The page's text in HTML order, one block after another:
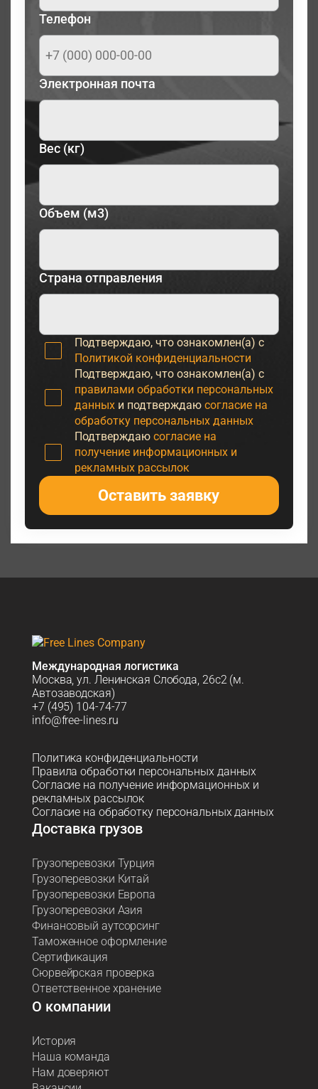
Телефон
Электронная почта
Вес (кг)
Объем (м3)
Страна отправления
Подтверждаю, что ознакомлен(а) с
Политикой конфиденциальности
Подтверждаю, что ознакомлен(а) с
правилами обработки персональных
данныхи подтверждаю согласие на
обработку персональных данных
Подтверждаю согласие на
получение информационных и
рекламных рассылок
Оставить заявку
Международная логистика
Москва, ул. Ленинская Слобода, 26с2 (м.
Автозаводская)
+7 (495) 104-74-77
info@free-lines.ru
Политика конфиденциальности
Правила обработки персональных данных
Согласие на получение информационных и
рекламных рассылок
Согласие на обработку персональных данных
Доставка грузов
Грузоперевозки Турция
Грузоперевозки Китай
Грузоперевозки Европа
Грузоперевозки Азия
Финансовый аутсорсинг
Таможенное оформление
Сертификация
Сюрвейрская проверка
Ответственное хранение
О компании
История
Наша команда
Нам доверяют